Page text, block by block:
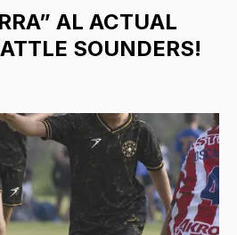
AL ACTUAL
SOUNDERS!